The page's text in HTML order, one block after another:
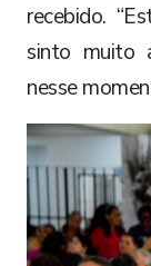
recebido.
sinto muito
nesse